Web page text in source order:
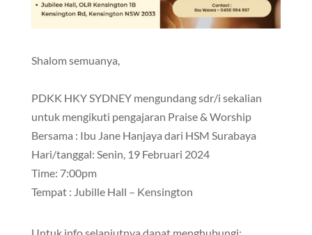
Shalom semuanya,
PDKK HKY SYDNEY mengundang sdr/i sekalian
untuk mengikuti pengajaran Praise & Worship
Bersama : Ibu Jane Hanjaya dari HSM Surabaya
Hari/tanggal: Senin, 19 Februari 2024
Time: 7:00pm
Tempat : Jubille Hall – Kensington